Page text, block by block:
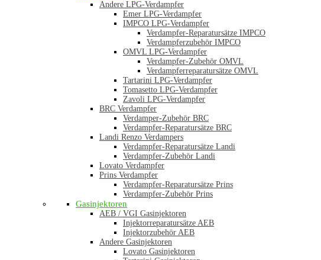
Andere LPG-Verdampfer
Emer LPG-Verdampfer
IMPCO LPG-Verdampfer
Verdampfer-Reparatursätze IMPCO
Verdampferzubehör IMPCO
OMVL LPG-Verdampfer
Verdampfer-Zubehör OMVL
Verdampferreparatursätze OMVL
Tartarini LPG-Verdampfer
Tomasetto LPG-Verdampfer
Zavoli LPG-Verdampfer
BRC Verdampfer
Verdamper-Zubehör BRC
Verdampfer-Reparatursätze BRC
Landi Renzo Verdampers
Verdampfer-Reparatursätze Landi
Verdampfer-Zubehör Landi
Lovato Verdampfer
Prins Verdampfer
Verdampfer-Reparatursätze Prins
Verdampfer-Zubehör Prins
Gasinjektoren
AEB / VGI Gasinjektoren
Injektorreparatursätze AEB
Injektorzubehör AEB
Andere Gasinjektoren
Lovato Gasinjektoren